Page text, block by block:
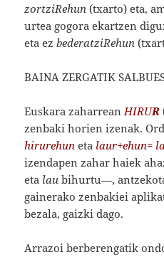
zortziRehun (txarto) eta,
urtea gogora ekartzen
eta ezbederatziRehun
BAINA ZERGATIK
Euskara zaharreanHIRUR
zenbaki horien izenak.
hirurehun eta laur+ehun=
izendapen zahar haiek
eta lau bihurtu—,
gainerako zenbakiei
bezala, gaizki dago.
Arrazoi berberengatik